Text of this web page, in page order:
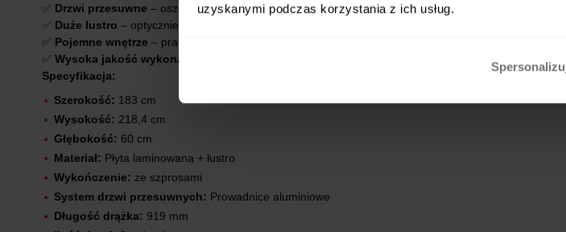
uzyskanymi podczas korzystania z ich usług.
✅ Drzwi przesuwne – oszczędność miejsca i wygoda użytkowania
✅ Duże lustro – optycznie powiększa przestrzeń i dodaje elegancji
✅ Pojemne wnętrze – praktyczne półki i przestrzeń na wieszaki
✅ Wysoka jakość wykonania
Specyfikacja:
Szerokość: 183 cm
Wysokość: 218,4 cm
Głębokość: 60 cm
Materiał: Płyta laminowana + lustro
Wykończenie: ze szprosami
System drzwi przesuwnych: Prowadnice aluminiowe
Długość drążka: 919 mm